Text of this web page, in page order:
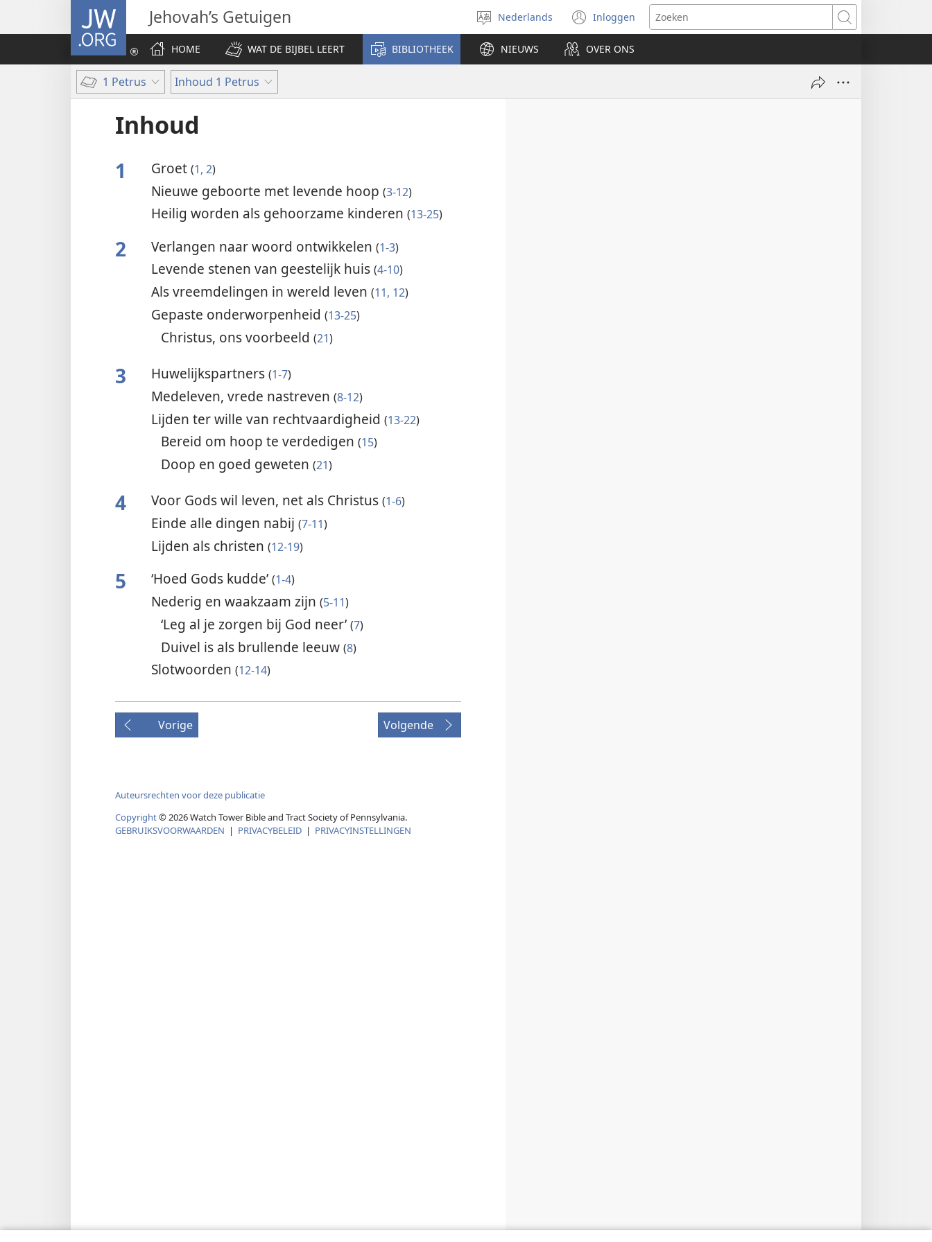
JW.ORG Jehovah’s Getuigen
Taal
selecteren
Nederlands Inloggen
(opent
nieuw
venster)
Zoeken
HOME
WAT DE BIJBEL LEERT BIBLIOTHEEK NIEUWS OVER ONS
1 Petrus Inhoud 1 Petrus
Inhoud
1 Groet (1, 2)
Nieuwe geboorte met levende hoop (3-12)
Heilig worden als gehoorzame kinderen (13-25)
2 Verlangen naar woord ontwikkelen (1-3)
Levende stenen van geestelijk huis (4-10)
Als vreemdelingen in wereld leven (11, 12)
Gepaste onderworpenheid (13-25)
Christus, ons voorbeeld(21)
3 Huwelijkspartners (1-7)
Medeleven, vrede nastreven (8-12)
Lijden ter wille van rechtvaardigheid (13-22)
Bereid om hoop te verdedigen(15)
Doop en goed geweten(21)
4 Voor Gods wil leven, net als Christus (1-6)
Einde alle dingen nabij (7-11)
Lijden als christen (12-19)
5 ‘Hoed Gods kudde’ (1-4)
Nederig en waakzaam zijn (5-11)
‘Leg al je zorgen bij God neer’(7)
Duivel is als brullende leeuw(8)
Slotwoorden (12-14)
Vorige Volgende
Auteursrechten voor deze publicatie
Copyright© 2026 Watch Tower Bible and Tract Society of Pennsylvania.
GEBRUIKSVOORWAARDEN | PRIVACYBELEID | PRIVACYINSTELLINGEN